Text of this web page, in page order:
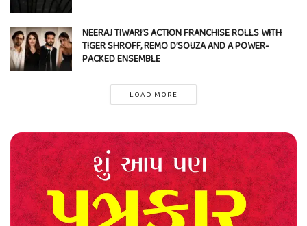
NEERAJ TIWARI’S ACTION FRANCHISE ROLLS WITH
TIGER SHROFF, REMO D’SOUZA AND A POWER-
PACKED ENSEMBLE
LOAD MORE